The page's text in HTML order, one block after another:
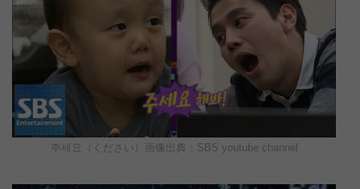
주세요（ください）画像出典：SBS youtube channel